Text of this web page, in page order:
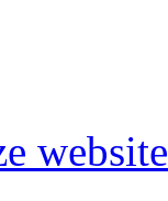
website